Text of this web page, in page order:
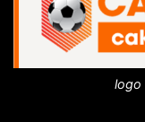
logo